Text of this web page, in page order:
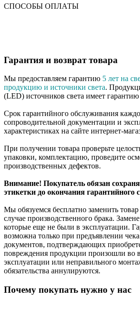
СПОСОБЫ ОПЛАТЫ
Гарантия и возврат товара
Мы предоставляем гарантию 5 лет на
продукцию и источники света.
(LED) источников света имеет гарантию
Срок гарантийного обслуживания
сопроводительной документации и
характеристиках на сайте интернет-
При получении товара проверьте
упаковки, комплектацию, проведите
производственных дефектов.
Внимание! Покупатель обязан
этикетки до окончания гарантийного
Мы обязуемся бесплатно заменить
случае производственного брака.
которые еще не были в эксплуатации.
возможна только при предъявлении
документов, подтверждающих
повреждения продукции произошли во
эксплуатации или неправильного
обязательства аннулируются.
Почему покупать нужно у нас